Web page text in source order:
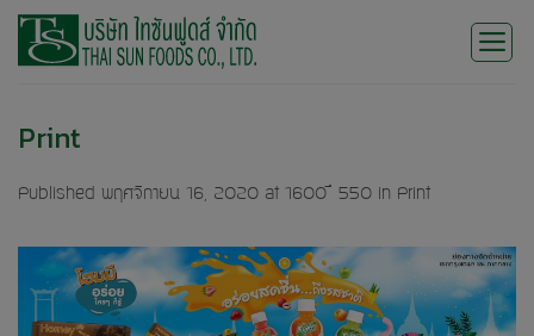
Skip
Print
Published พฤศจิกายน 16, 2020 at 1600 × 550 in Print